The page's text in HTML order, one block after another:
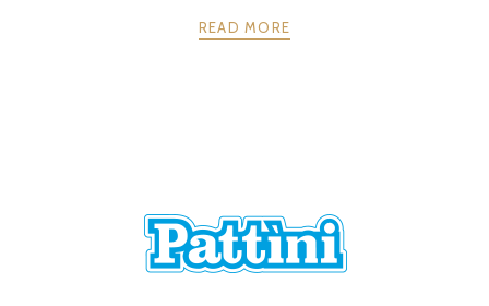
READ MORE